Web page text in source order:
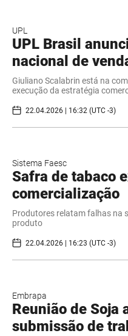
UPL
UPL Brasil
nacional de
Giuliano Scalabrin está na
execução da estratégia
22.04.2026 | 16:32 (UTC -3)
Sistema Faesc
Safra de tabaco
comercialização
Produtores relatam falhas na
produto
22.04.2026 | 16:23 (UTC -3)
Embrapa
Reunião de Soja
submissão de